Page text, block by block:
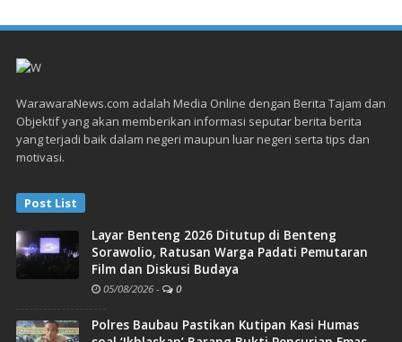
WarawaraNews.com adalah Media Online dengan Berita Tajam dan
Objektif yang akan memberikan informasi seputar berita berita
yang terjadi baik dalam negeri maupun luar negeri serta tips dan
motivasi.
Post List
Layar Benteng 2026 Ditutup di Benteng
Sorawolio, Ratusan Warga Padati Pemutaran
Film dan Diskusi Budaya
05/08/2026 - 0
Polres Baubau Pastikan Kutipan Kasi Humas